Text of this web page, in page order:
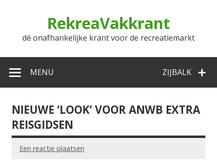
RekreaVakkrant
dé onafhankelijke krant voor de recreatiemarkt
ZIJBALK
MENU
NIEUWE ‘LOOK’ VOOR ANWB EXTRA
REISGIDSEN
Een reactie plaatsen